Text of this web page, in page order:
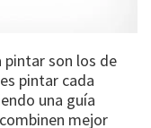
pintar son los de
pintar cada
una guía
mejor